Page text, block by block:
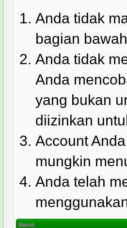
Anda tidak
bagian
Anda tidak
Anda
yang bukan
diizinkan
Account
mungkin
Anda telah
Masuk